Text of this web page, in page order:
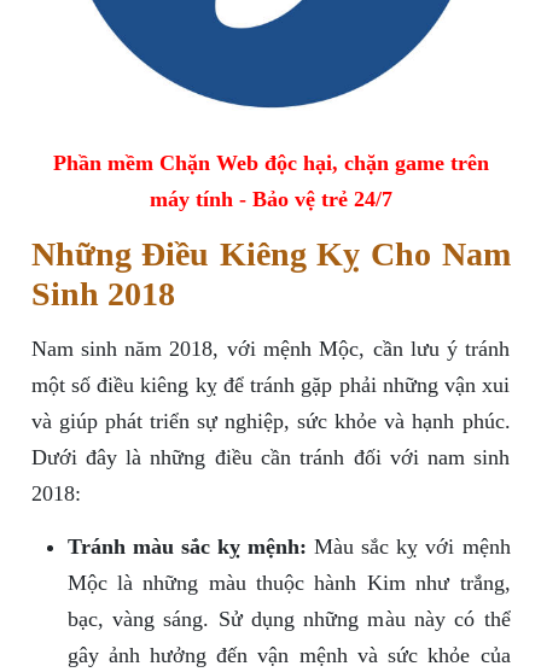
Phần mềm Chặn Web độc hại, chặn game trên
máy tính - Bảo vệ trẻ 24/7
Những Điều Kiêng Kỵ Cho Nam
Sinh 2018
Nam sinh năm 2018, với mệnh Mộc, cần lưu ý tránh
một số điều kiêng kỵ để tránh gặp phải những vận xui
và giúp phát triển sự nghiệp, sức khỏe và hạnh phúc.
Dưới đây là những điều cần tránh đối với nam sinh
2018:
Tránh màu sắc kỵ mệnh: Màu sắc kỵ với mệnh
Mộc là những màu thuộc hành Kim như trắng,
bạc, vàng sáng. Sử dụng những màu này có thể
gây ảnh hưởng đến vận mệnh và sức khỏe của